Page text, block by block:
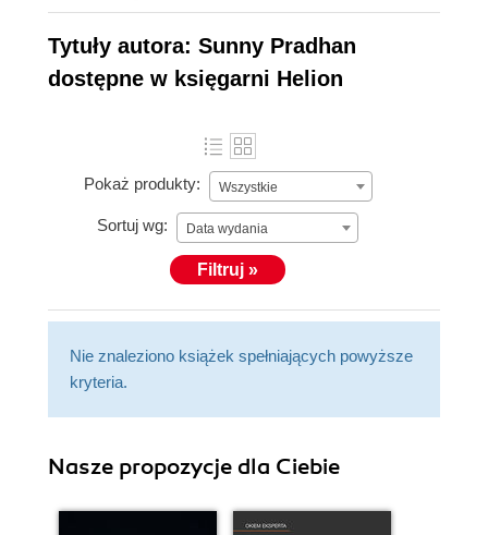
Tytuły autora: Sunny Pradhan
dostępne w księgarni Helion
Pokaż produkty: Wszystkie
Sortuj wg: Data wydania
Filtruj »
Nie znaleziono książek spełniających powyższe
kryteria.
Nasze propozycje dla Ciebie